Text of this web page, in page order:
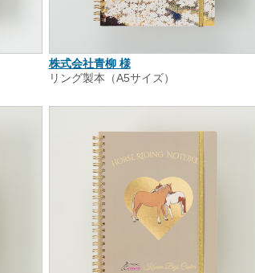
株式会社青柳 様
リング製本（A5サイズ）